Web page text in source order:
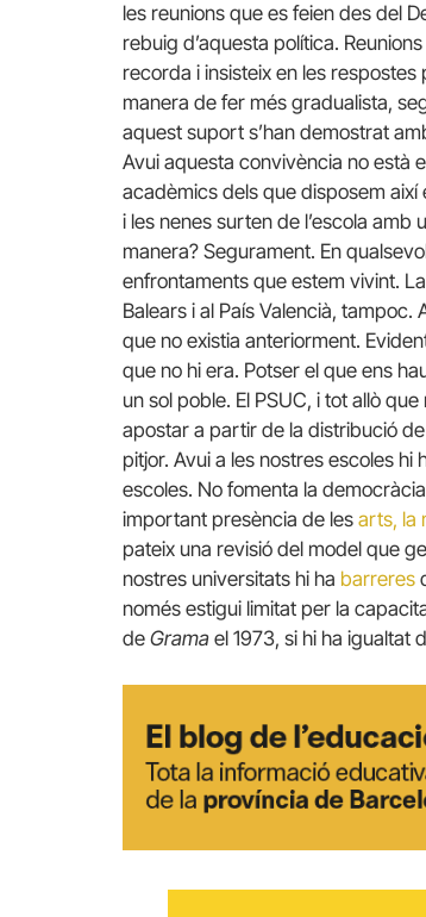
les reunions que es feien des del
rebuig d’aquesta política.
recorda i insisteix en les respostes
manera de fer més gradualista,
aquest suport s’han demostrat
Avui aquesta convivència no està
acadèmics dels que disposem així
i les nenes surten de l’escola amb
manera? Segurament. En
enfrontaments que estem vivint.
Balears i al País Valencià,
que no existia anteriorment.
que no hi era. Potser el que ens
un sol poble. El PSUC, i tot allò
apostar a partir de la distribució
pitjor. Avui a les nostres escoles hi
escoles. No fomenta la
important presència de les arts, la
pateix una revisió del model que
nostres universitats hi ha barreres
només estigui limitat per la
de Grama el 1973, si hi ha igualtat